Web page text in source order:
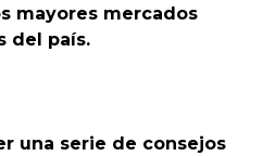
mayores mercados
del país.
una serie de consejos